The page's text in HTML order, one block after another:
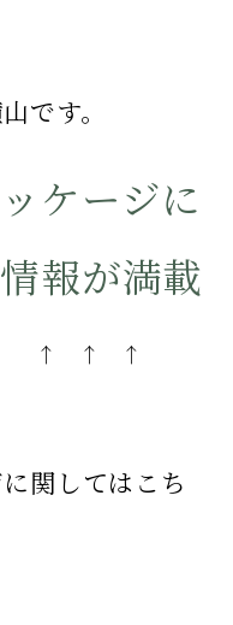
です。
ケージに
報が満載
↑
関してはこち